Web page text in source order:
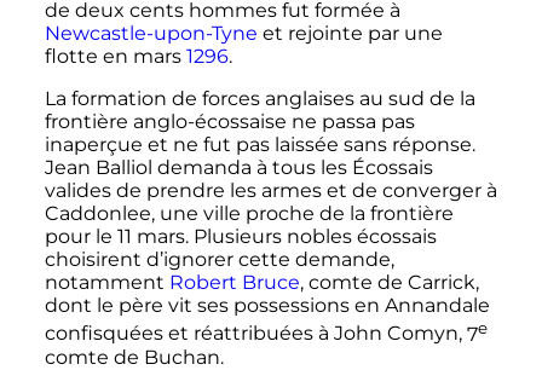
de deux cents hommes fut formée à
Newcastle-upon-Tyne et rejointe par une
flotte en mars 1296.
La formation de forces anglaises au sud de la
frontière anglo-écossaise ne passa pas
inaperçue et ne fut pas laissée sans réponse.
Jean Balliol demanda à tous les Écossais
valides de prendre les armes et de converger à
Caddonlee, une ville proche de la frontière
pour le 11 mars. Plusieurs nobles écossais
choisirent d’ignorer cette demande,
notamment Robert Bruce, comte de Carrick,
dont le père vit ses possessions en Annandale
confisquées et réattribuées à John Comyn, 7e
comte de Buchan.